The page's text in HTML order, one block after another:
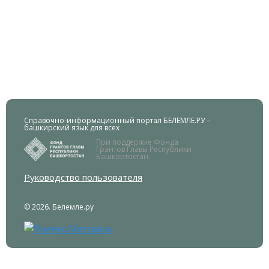
Справочно-информационный портал БЕЛЕМЛЕ.РУ –
башкирский язык для всех
При поддержке Фонда
Грантов Главы Республики
Башкортостан.
Руководство пользователя
© 2026. Белемле.ру